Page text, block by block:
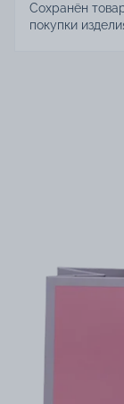
Сохранён
покупки